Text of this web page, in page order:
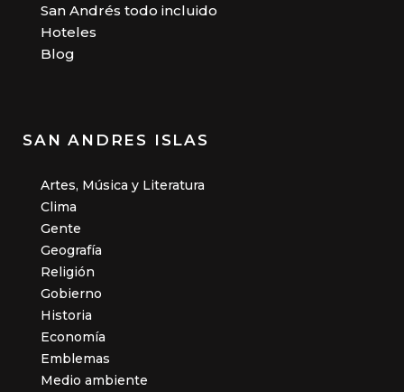
San Andrés todo incluido
Hoteles
Blog
SAN ANDRES ISLAS
Artes, Música y Literatura
Clima
Gente
Geografía
Religión
Gobierno
Historia
Economía
Emblemas
Medio ambiente